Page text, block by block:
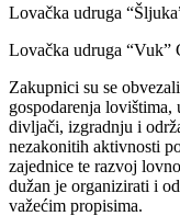
Lovačka udruga
Lovačka udruga “Vuk”
Zakupnici su se
gospodarenja
divljači, izgradnju i
nezakonitih aktivnosti
zajednice te razvoj
dužan je organizirati i
važećim propisima.